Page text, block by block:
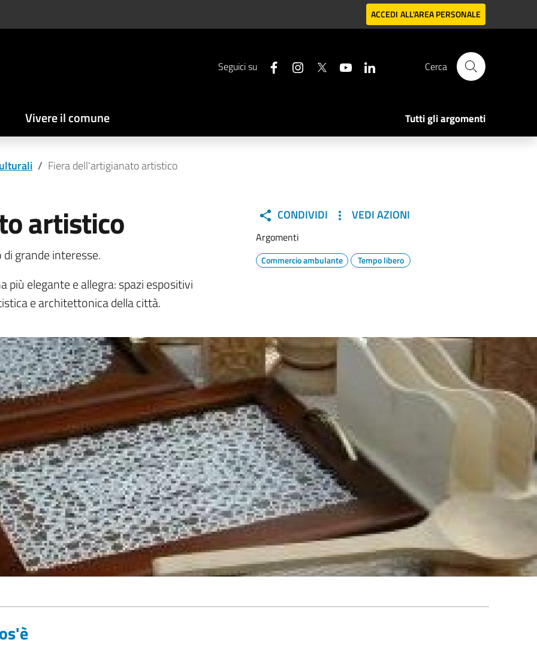
ACCEDI ALL'AREA PERSONALE
Seguici su Cerca
Vivere il comune Tutti gli argomenti
/ Fiera dell'artigianato artistico
artistico
grande interesse.
elegante e allegra: spazi espositivi
e architettonica della città.
CONDIVIDI VEDI AZIONI
Argomenti
Commercio ambulante Tempo libero